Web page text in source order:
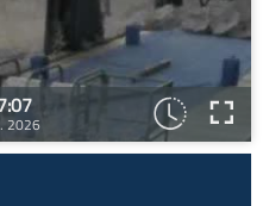
2026